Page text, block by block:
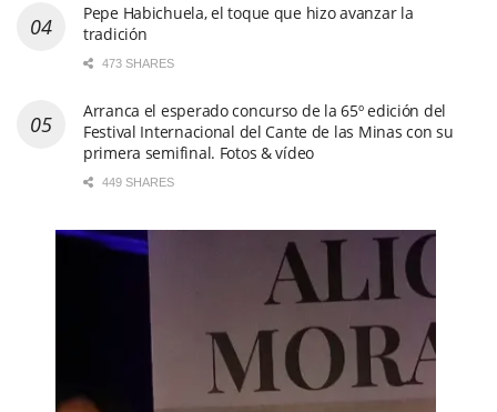
Pepe Habichuela, el toque que hizo avanzar la
tradición
473 SHARES
Arranca el esperado concurso de la 65º edición del
Festival Internacional del Cante de las Minas con su
primera semifinal. Fotos & vídeo
449 SHARES